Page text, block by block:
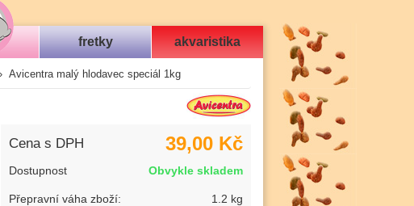
fretky akvaristika
Avicentra malý hlodavec speciál 1kg
Cena s DPH 39,00 Kč
Dostupnost Obvykle skladem
Přepravní váha zboží:
1.2 kg